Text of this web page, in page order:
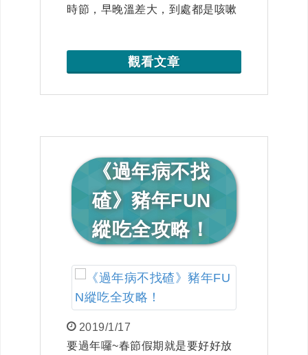
時節，早晚溫差大，到處都是咳嗽
3周，可能是氣喘發作，到底什麼
是氣喘？讓我們來好好認識它。
觀看文章
《過年病不找
碴》豬年FUN
縱吃全攻略！
2019/1/17
要過年囉~春節假期就是要好好放